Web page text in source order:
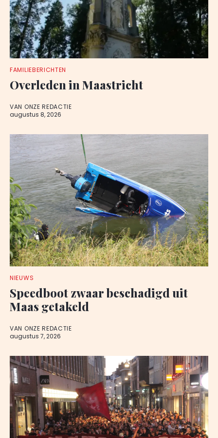
FAMILIEBERICHTEN
Overleden in Maastricht
VAN ONZE REDACTIE
augustus 8, 2026
NIEUWS
Speedboot zwaar beschadigd uit
Maas getakeld
VAN ONZE REDACTIE
augustus 7, 2026